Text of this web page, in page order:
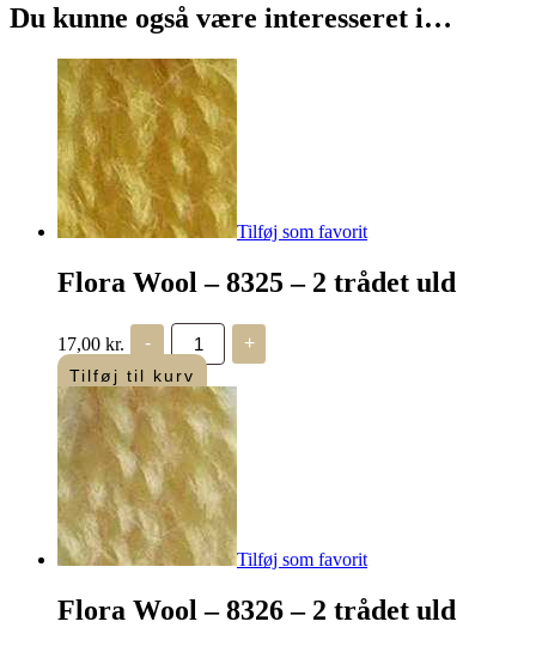
Du kunne også være interesseret i…
Tilføj som favorit
Flora Wool – 8325 – 2 trådet uld
17,00 kr. -
Flora
Wool
-
8325
-
2
trådet
uld
antal
+
Tilføj til kurv
Tilføj som favorit
Flora Wool – 8326 – 2 trådet uld